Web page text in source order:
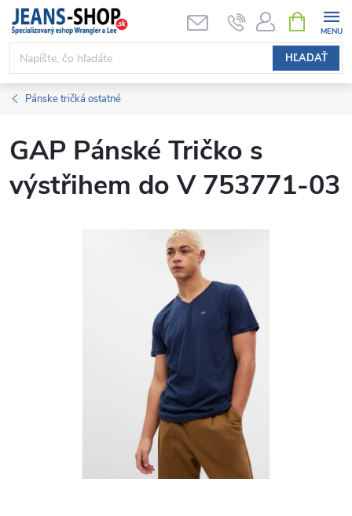
Prejsť
obsah
HĽADAŤ
KOŠÍK
Pánske tričká ostatné
GAP Pánské Tričko s
výstřihem do V 753771-03